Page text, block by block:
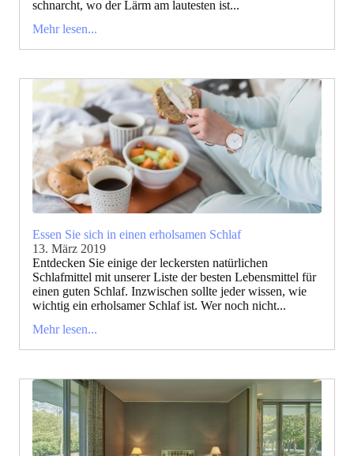
schnarcht, wo der Lärm am lautesten ist...
Mehr lesen...
Essen Sie sich in einen erholsamen Schlaf
13. März 2019
Entdecken Sie einige der leckersten natürlichen
Schlafmittel mit unserer Liste der besten Lebensmittel für
einen guten Schlaf. Inzwischen sollte jeder wissen, wie
wichtig ein erholsamer Schlaf ist. Wer noch nicht...
Mehr lesen...